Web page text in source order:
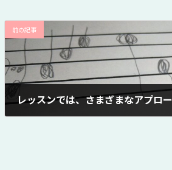
前の記事